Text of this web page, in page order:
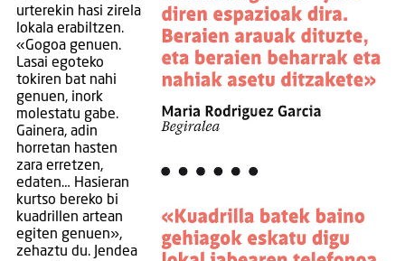
urterekin hasi zirela
lokala erabiltzen.
«Gogoa genuen.
Lasai egoteko
tokiren bat nahi
genuen, inork
molestatu gabe.
Gainera, adin
horretan hasten
zara erretzen,
edaten… Hasieran
kurtso bereko bi
kuadrillen artean
egiten genuen»,
zehaztu du. Jendea